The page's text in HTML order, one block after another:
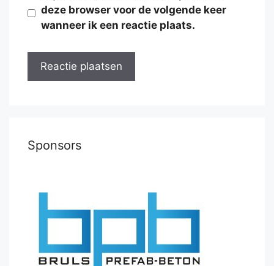
deze browser voor de volgende keer
wanneer ik een reactie plaats.
Sponsors